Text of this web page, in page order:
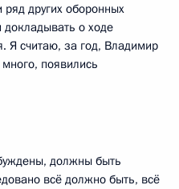
других оборонных
докладывать о ходе
Я считаю, за год, Владимир
появились
должны быть
всё должно быть, всё